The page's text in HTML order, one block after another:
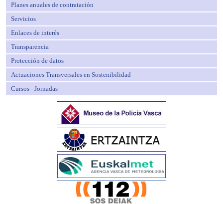
Planes anuales de contratación
Servicios
Enlaces de interés
Transparencia
Protección de datos
Actuaciones Transversales en Sostenibilidad
Cursos - Jornadas